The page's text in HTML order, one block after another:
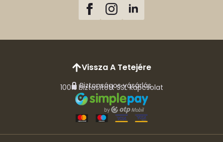
Biztonságos vásárlás
100% biztosított SSL kapcsolat
Vissza A Tetejére